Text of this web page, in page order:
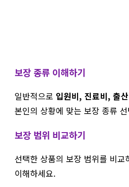
보장 종류 이해하기
일반적으로 입원비, 진료비, 출
본인의 상황에 맞는 보장 종류
보장 범위 비교하기
선택한 상품의 보장 범위를 비교
이해하세요.